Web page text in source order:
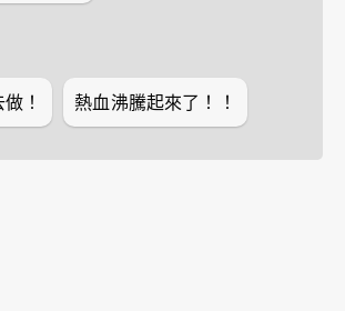
！ 熱血沸騰起來了！！